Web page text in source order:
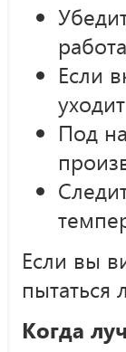
Если
Под
Если вы
пытаться
Когда